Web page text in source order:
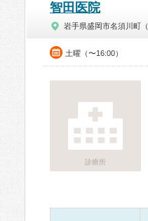
智田医院
岩手県盛岡市名須川町（
土曜（〜16:00）
診療所